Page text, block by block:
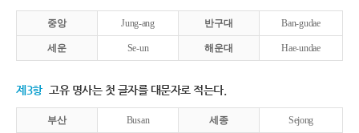
중앙 Jung-ang 반구대 Ban-gudae
세운 Se-un 해운대 Hae-undae
제3항 고유 명사는 첫 글자를 대문자로 적는다.
부산 Busan 세종 Sejong